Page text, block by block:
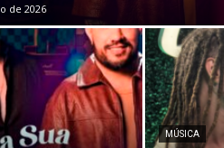
de 2026
MÚSICA